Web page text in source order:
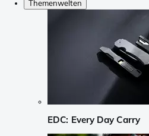
Themenwelten
EDC: Every Day Carry